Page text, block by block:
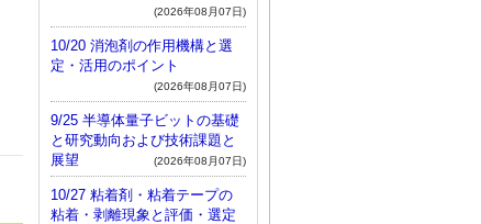
(2026年08月07日)
10/20 消泡剤の作用機構と選
定・活用のポイント
(2026年08月07日)
9/25 半導体量子ビットの基礎
と研究動向および技術課題と
展望
(2026年08月07日)
10/27 粘着剤・粘着テープの
粘着・剥離現象と評価・選定